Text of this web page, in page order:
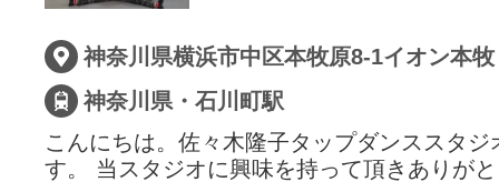
神奈川県横浜市中区本牧原8-1イオン本
神奈川県・石川町駅
こんにちは。佐々木隆子タップダンススタジ
す。 当スタジオに興味を持って頂きありが